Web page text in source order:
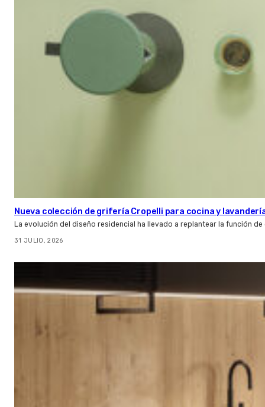
Nueva colección de grifería Cropelli para cocina y
La evolución del diseño residencial ha llevado a replantear la función
31 JULIO, 2026